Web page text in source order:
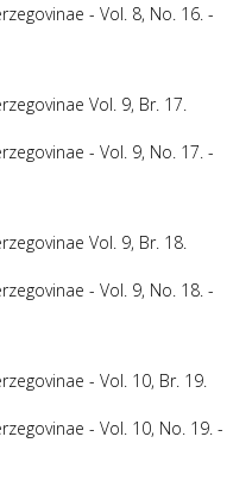
- Vol. 8, No. 16. -
Vol. 9, Br. 17.
- Vol. 9, No. 17. -
Vol. 9, Br. 18.
- Vol. 9, No. 18. -
- Vol. 10, Br. 19.
- Vol. 10, No. 19. -